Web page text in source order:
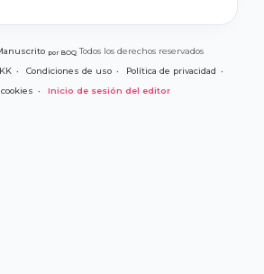
por BOQTodos los derechos reservados
Condiciones de uso
Política de privacidad
Inicio de sesión del editor